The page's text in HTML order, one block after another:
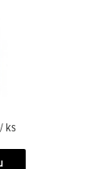
/ ks